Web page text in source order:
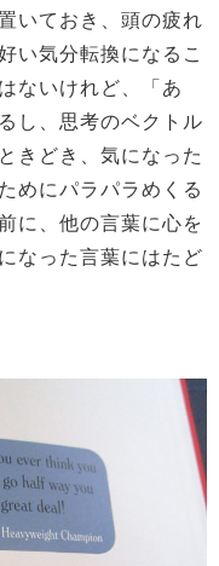
いておき、頭の疲れ
い気分転換になるこ
ないけれど、「あ
し、思考のベクトル
きどき、気になった
めにパラパラめくる
に、他の言葉に心を
なった言葉にはたど